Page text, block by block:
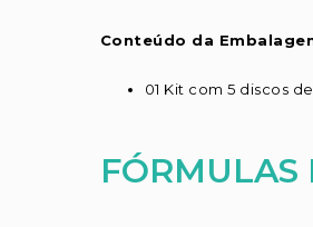
Conteúdo da
01 Kit com 5 discos
FÓRMULAS